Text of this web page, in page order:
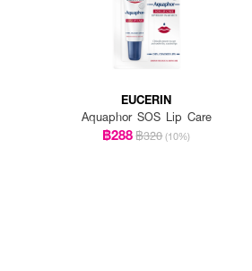
EUCERIN
Aquaphor SOS Lip Care
฿288฿320 (10%)